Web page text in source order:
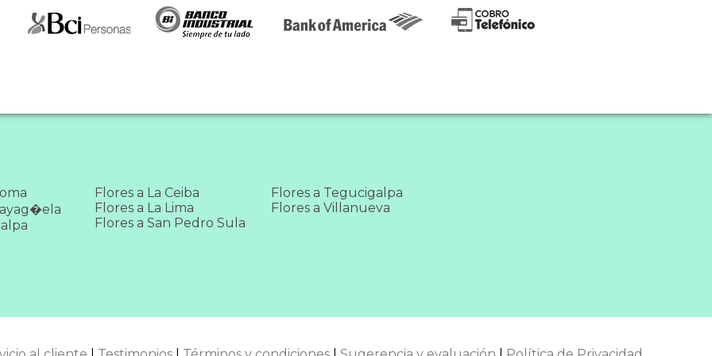
Flores a La Ceiba
Flores a La Lima
Flores a San Pedro Sula
Flores a Tegucigalpa
Flores a Villanueva